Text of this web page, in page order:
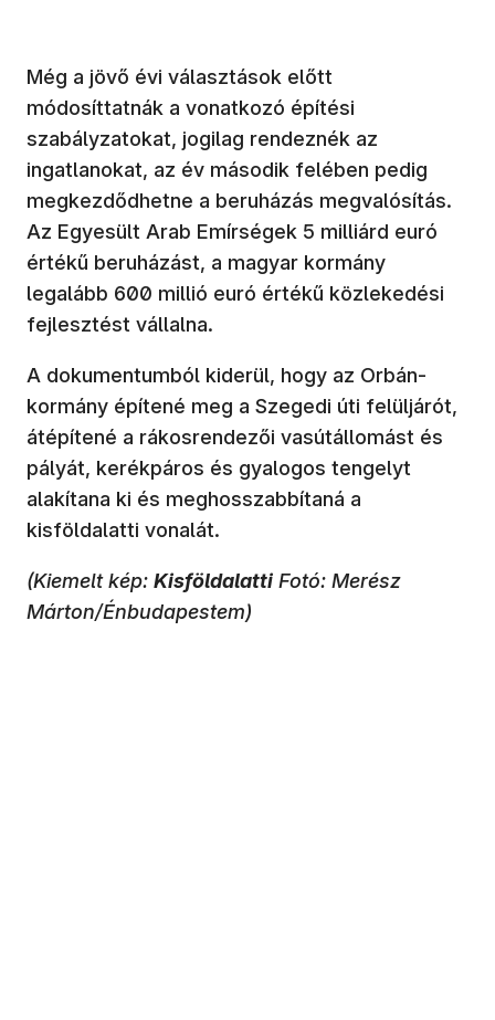
Még a jövő évi választások előtt
módosíttatnák a vonatkozó építési
szabályzatokat, jogilag rendeznék az
ingatlanokat, az év második felében pedig
megkezdődhetne a beruházás megvalósítás.
Az Egyesült Arab Emírségek 5 milliárd euró
értékű beruházást, a magyar kormány
legalább 600 millió euró értékű közlekedési
fejlesztést vállalna.
A dokumentumból kiderül, hogy az Orbán-
kormány építené meg a Szegedi úti felüljárót,
átépítené a rákosrendezői vasútállomást és
pályát, kerékpáros és gyalogos tengelyt
alakítana ki és meghosszabbítaná a
kisföldalatti vonalát.
(Kiemelt kép: Kisföldalatti Fotó: Merész
Márton/Énbudapestem)